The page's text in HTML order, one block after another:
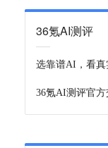
36氪AI测评
选靠谱AI，看真
36氪AI测评官方